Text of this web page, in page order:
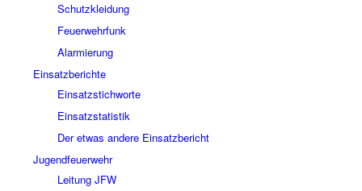
Schutzkleidung
Feuerwehrfunk
Alarmierung
Einsatzberichte
Einsatzstichworte
Einsatzstatistik
Der etwas andere Einsatzbericht
Jugendfeuerwehr
Leitung JFW